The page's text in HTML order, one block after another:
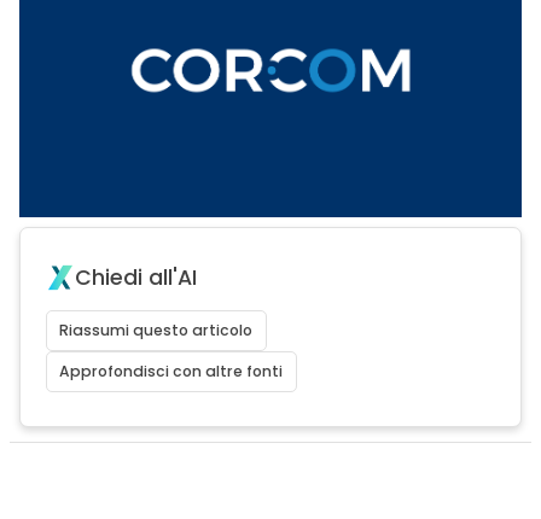
Chiedi all'AI
Riassumi questo articolo
Approfondisci con altre fonti